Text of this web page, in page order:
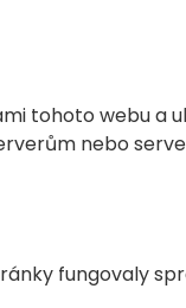
tohoto webu a
nebo
fungovaly